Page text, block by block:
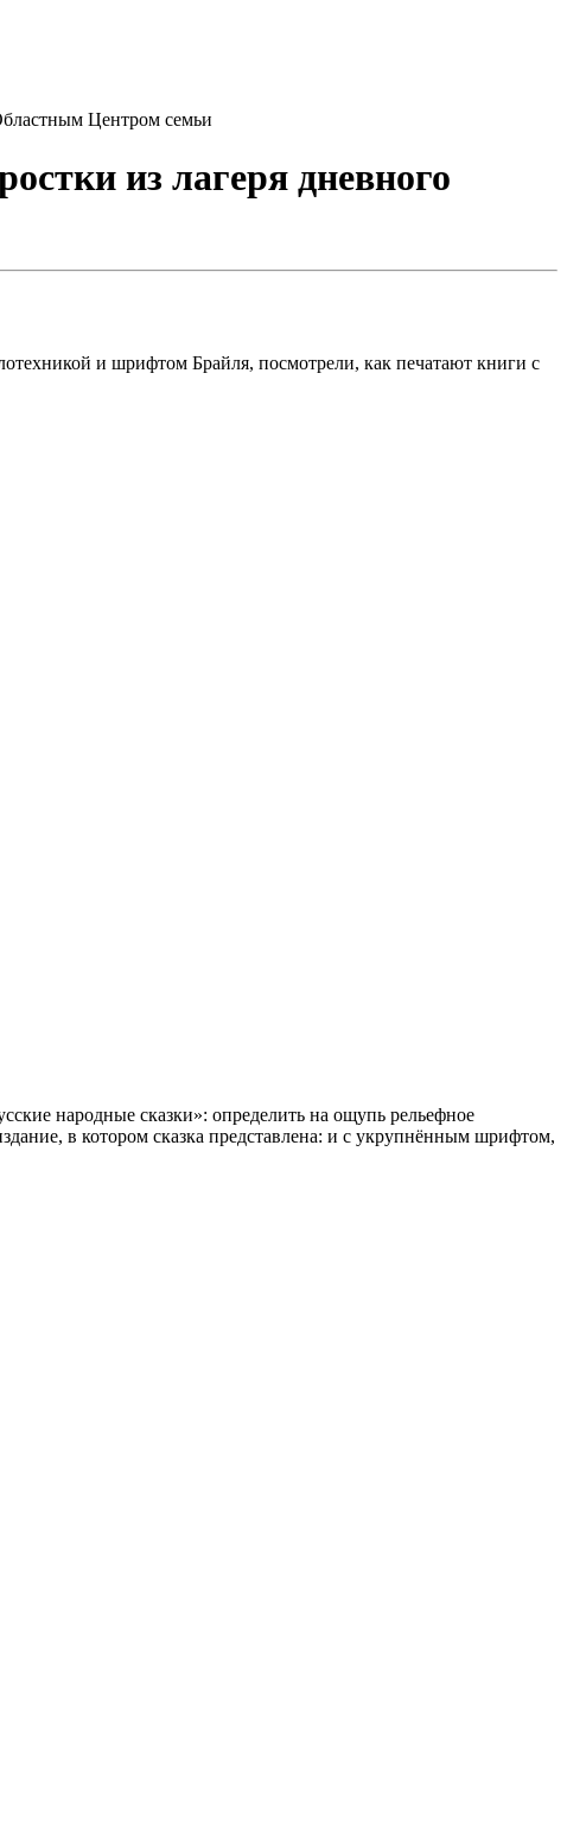
Центром семьи
из лагеря дневного
и шрифтом Брайля, посмотрели, как печатают книги с
народные сказки»: определить на ощупь рельефное
в котором сказка представлена: и с укрупнённым шрифтом,